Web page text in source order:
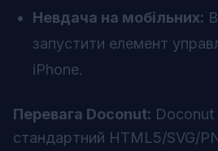
Невдача на мобільних:
запустити елемент
iPhone.
Перевага Doconut: Doconut
стандартний HTML5/SVG/